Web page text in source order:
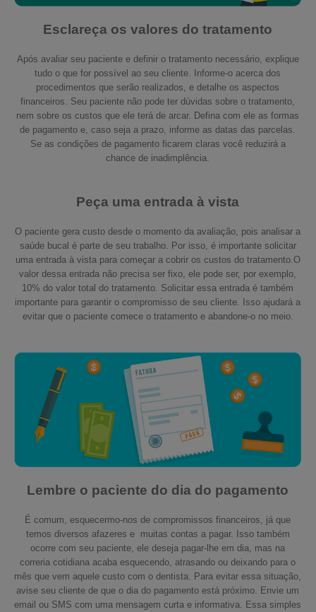
Esclareça os valores do tratamento
Após avaliar seu paciente e definir o tratamento necessário, explique
tudo o que for possível ao seu cliente. Informe-o acerca dos
procedimentos que serão realizados, e detalhe os aspectos
financeiros. Seu paciente não pode ter dúvidas sobre o tratamento,
nem sobre os custos que ele terá de arcar. Defina com ele as formas
de pagamento e, caso seja a prazo, informe as datas das parcelas.
Se as condições de pagamento ficarem claras você reduzirá a
chance de inadimplência
Peça uma entrada à vista
O paciente gera custo desde o momento da avaliação, pois analisar a
saúde bucal é parte de seu trabalho. Por isso, é importante solicitar
uma entrada à vista para começar a cobrir os custos do tratamento.O
valor dessa entrada não precisa ser fixo, ele pode ser, por exemplo,
10% do valor total do tratamento. Solicitar essa entrada é também
importante para garantir o compromisso de seu cliente. Isso ajudará a
evitar que o paciente comece o tratamento e abandone-o no meio.
Lembre o paciente do dia do pagamento
É comum, esquecermo-nos de compromissos financeiros, já que
temos diversos afazeres e muitas contas a pagar. Isso também
ocorre com seu paciente, ele deseja pagar-lhe em dia, mas na
correria cotidiana acaba esquecendo, atrasando ou deixando para o
mês que vem aquele custo com o dentista. Para evitar essa situação,
avise seu cliente de que o dia do pagamento está próximo. Envie um
email ou SMS com uma mensagem curta e informativa. Essa simples